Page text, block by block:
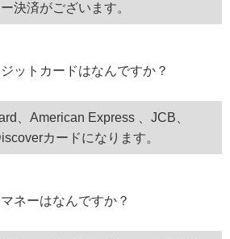
決済がございます。
ットカードはなんですか？
、American Express 、JCB、
カードになります。
ネーはなんですか？